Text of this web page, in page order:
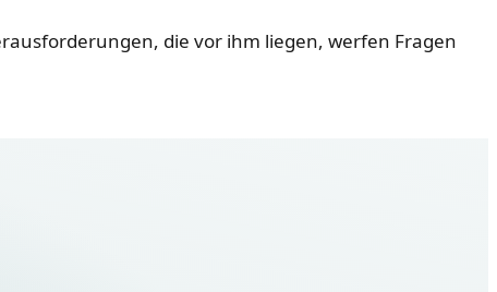
die vor ihm liegen, werfen Fragen